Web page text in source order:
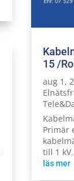
15 /
aug 1,
Primär
till 1
läs mer